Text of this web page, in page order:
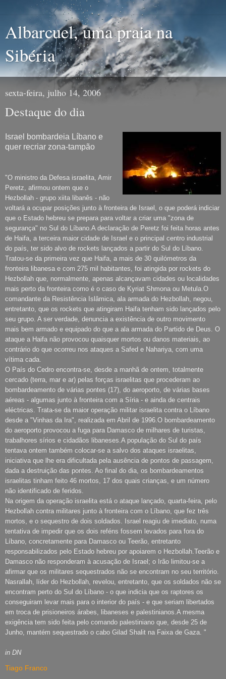
Albarcuel, uma praia na
Sibéria
sexta-feira, julho 14, 2006
Destaque do dia
Israel bombardeia Líbano e
quer recriar zona-tampão
"O ministro da Defesa israelita, Amir
Peretz, afirmou ontem que o
Hezbollah - grupo xiita libanês - não
voltará a ocupar posições junto à fronteira de Israel, o que poderá indiciar
que o Estado hebreu se prepara para voltar a criar uma "zona de
segurança" no Sul do Líbano.A declaração de Peretz foi feita horas antes
de Haifa, a terceira maior cidade de Israel e o principal centro industrial
do país, ter sido alvo de rockets lançados a partir do Sul do Líbano.
Tratou-se da primeira vez que Haifa, a mais de 30 quilómetros da
fronteira libanesa e com 275 mil habitantes, foi atingida por rockets do
Hezbollah que, normalmente, apenas alcançavam cidades ou localidades
mais perto da fronteira como é o caso de Kyriat Shmona ou Metula.O
comandante da Resistência Islâmica, ala armada do Hezbollah, negou,
entretanto, que os rockets que atingiram Haifa tenham sido lançados pelo
seu grupo. A ser verdade, denuncia a existência de outro movimento
mais bem armado e equipado do que a ala armada do Partido de Deus. O
ataque a Haifa não provocou quaisquer mortos ou danos materiais, ao
contrário do que ocorreu nos ataques a Safed e Nahariya, com uma
vítima cada.
O País do Cedro encontra-se, desde a manhã de ontem, totalmente
cercado (terra, mar e ar) pelas forças israelitas que procederam ao
bombardeamento de várias pontes (17), do aeroporto, de várias bases
aéreas - algumas junto à fronteira com a Síria - e ainda de centrais
eléctricas. Trata-se da maior operação militar israelita contra o Líbano
desde a "Vinhas da Ira", realizada em Abril de 1996.O bombardeamento
do aeroporto provocou a fuga para Damasco de milhares de turistas,
trabalhores sírios e cidadãos libaneses.A população do Sul do país
tentava ontem também colocar-se a salvo dos ataques israelitas,
iniciativa que lhe era dificultada pela ausência de pontos de passagem,
dada a destruição das pontes. Ao final do dia, os bombardeamentos
israelitas tinham feito 46 mortos, 17 dos quais crianças, e um número
não identificado de feridos.
Na origem da operação israelita está o ataque lançado, quarta-feira, pelo
Hezbollah contra militares junto à fronteira com o Líbano, que fez três
mortos, e o sequestro de dois soldados. Israel reagiu de imediato, numa
tentativa de impedir que os dois reféns fossem levados para fora do
Líbano, concretamente para Damasco ou Teerão, entretanto
responsabilizados pelo Estado hebreu por apoiarem o Hezbollah.Teerão e
Damasco não responderam à acusação de Israel; o Irão limitou-se a
afirmar que os militares sequestrados não se encontram no seu território.
Nasrallah, líder do Hezbollah, revelou, entretanto, que os soldados não se
encontram perto do Sul do Líbano - o que indicia que os raptores os
conseguiram levar mais para o interior do país - e que seriam libertados
em troca de prisioneiros árabes, libaneses e palestinianos.A mesma
exigência tem sido feita pelo comando palestiniano que, desde 25 de
Junho, mantém sequestrado o cabo Gilad Shalit na Faixa de Gaza. "
in DN
Tiago Franco